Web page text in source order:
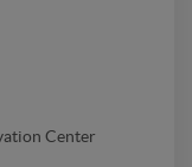
Center